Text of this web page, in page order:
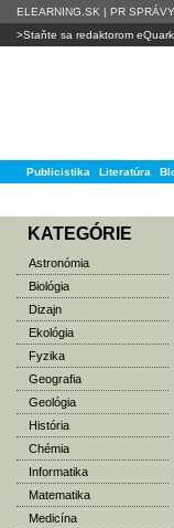
ELEARNING.SK | PR SPRÁVY
>Staňte sa redaktorom
Publicistika Literatúra
KATEGÓRIE
Astronómia
Biológia
Dizajn
Ekológia
Fyzika
Geografia
Geológia
História
Chémia
Informatika
Matematika
Medicína